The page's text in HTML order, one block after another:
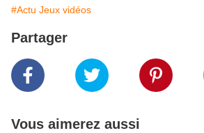
#Actu Jeux vidéos
Partager
Vous aimerez aussi